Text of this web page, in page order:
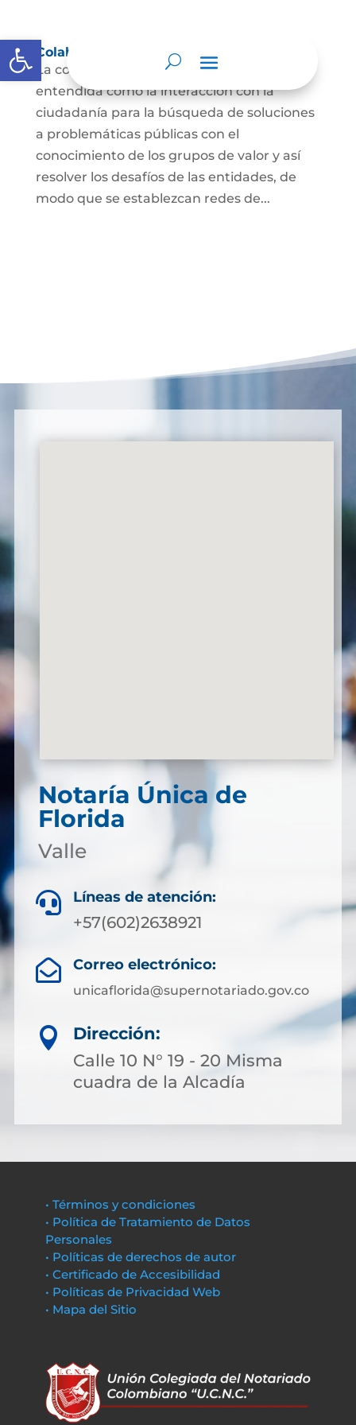
Abrir barra de herramientas
Colaboración e innovación abierta
La colaboración e innovación abierta es
entendida como la interacción con la
ciudadanía para la búsqueda de soluciones
a problemáticas públicas con el
conocimiento de los grupos de valor y así
resolver los desafíos de las entidades, de
modo que se establezcan redes de...
Notaría Única de
Florida
Valle
 Líneas de atención:
+57(602)2638921
 Correo electrónico:
unicaflorida@supernotariado.gov.co

Dirección:
Calle 10 N° 19 - 20 Misma
cuadra de la Alcadía
• Términos y condiciones
• Política de Tratamiento de Datos
Personales
• Políticas de derechos de autor
• Certificado de Accesibilidad
• Políticas de Privacidad Web
• Mapa del Sitio